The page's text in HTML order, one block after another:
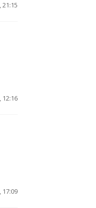
21:15
12:16
17:09